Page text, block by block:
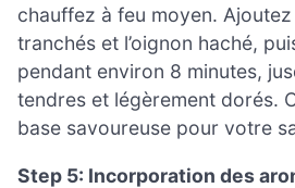
chauffez à feu moyen.
tranchés et l’oignon haché,
pendant environ 8 minutes,
tendres et légèrement dorés.
base savoureuse pour votre
Step 5: Incorporation des